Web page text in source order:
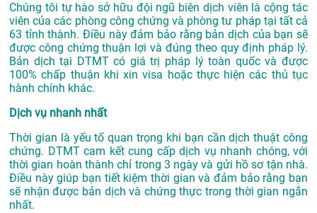
Chúng tôi tự hào sở hữu đội ngũ biên dịch viên là cộng tác
viên của các phòng công chứng và phòng tư pháp tại tất cả
63 tỉnh thành. Điều này đảm bảo rằng bản dịch của bạn sẽ
được công chứng thuận lợi và đúng theo quy định pháp lý.
Bản dịch tại DTMT có giá trị pháp lý toàn quốc và được
100% chấp thuận khi xin visa hoặc thực hiện các thủ tục
hành chính khác.
Dịch vụ nhanh nhất
Thời gian là yếu tố quan trọng khi bạn cần dịch thuật công
chứng. DTMT cam kết cung cấp dịch vụ nhanh chóng, với
thời gian hoàn thành chỉ trong 3 ngày và gửi hồ sơ tận nhà.
Điều này giúp bạn tiết kiệm thời gian và đảm bảo rằng bạn
sẽ nhận được bản dịch và chứng thực trong thời gian ngắn
nhất.